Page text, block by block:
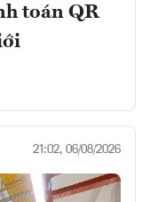
toán QR
21:02, 06/08/2026